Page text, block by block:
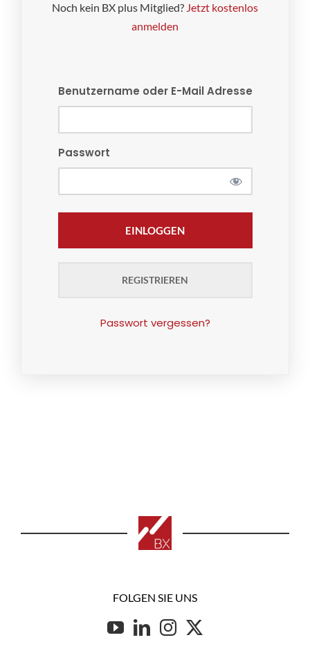
Noch kein BX plus Mitglied? Jetzt kostenlos
anmelden
Benutzername oder E-Mail Adresse
Passwort
REGISTRIEREN
Passwort vergessen?
FOLGEN SIE UNS